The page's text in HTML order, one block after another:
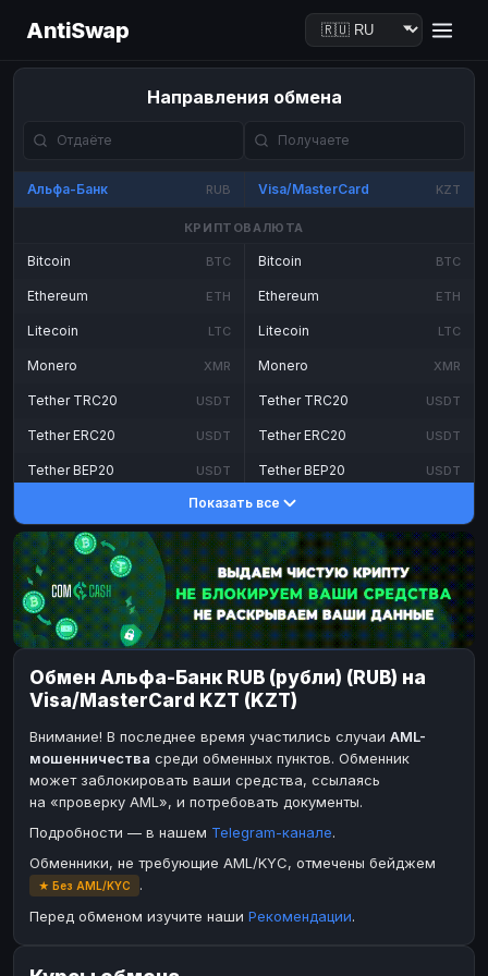
AntiSwap
Направления обмена
Альфа-Банк RUB Visa/MasterCard KZT
КРИПТОВАЛЮТА
Bitcoin BTC
Ethereum ETH
Litecoin LTC
Monero XMR
Tether TRC20 USDT
Tether ERC20 USDT
Tether BEP20 USDT
DASH
Toncoin TON
Dogecoin DOGE
TRX TRON
Bitcoin Cash BCH
BinanceCoin BEP20
Ether Classic
SOL
Ripple XRP
Bitcoin BTC
Ethereum ETH
Litecoin LTC
Monero XMR
Tether TRC20 USDT
Tether ERC20 USDT
Tether BEP20 USDT
DASH
Toncoin TON
Dogecoin DOGE
TRX TRON
Bitcoin Cash BCH
BinanceCoin BEP20
Ether Classic
Ripple
Paxum USD
Perfect Money
Payoneer USD
Paxum
Payoneer
Показать все
Обмен Альфа-Банк RUB (рубли) (RUB) на
Visa/MasterCard KZT (KZT)
Внимание! В последнее время участились случаи AML-
мошенничества среди обменных пунктов. Обменник
может заблокировать ваши средства, ссылаясь
на «проверку AML», и потребовать документы.
Подробности — в нашем Telegram-канале.
Обменники, не требующие AML/KYC, отмечены бейджем
★ Без AML/KYC
.
Перед обменом изучите наши Рекомендации.